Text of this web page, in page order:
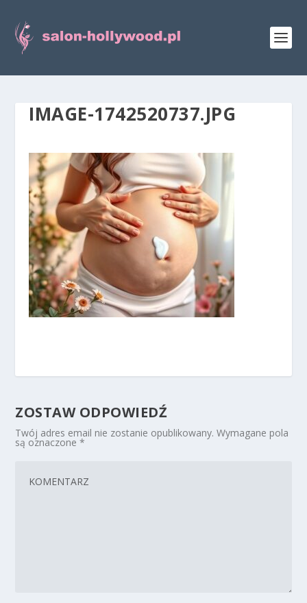
IMAGE-1742520737.JPG
ZOSTAW ODPOWIEDŹ
Twój adres email nie zostanie opublikowany. Wymagane pola
są oznaczone*